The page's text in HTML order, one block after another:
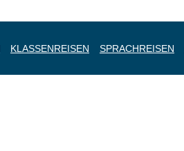
KLASSENREISEN SPRACHREISEN